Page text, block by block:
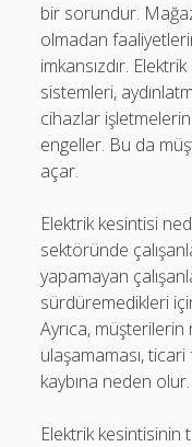
bir sorundur.
olmadan
imkansızdır.
sistemleri,
cihazlar işletmelerin
engeller. Bu da
açar.
Elektrik kesintisi
sektöründe
yapamayan
sürdüremedikleri
Ayrıca,
ulaşamaması,
kaybına neden olur.
Elektrik